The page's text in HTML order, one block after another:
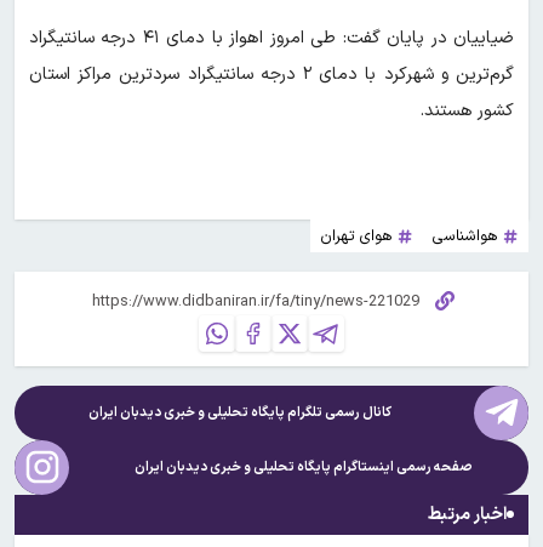
ضیاییان در پایان گفت: طی امروز اهواز با دمای ۴۱ درجه سانتیگراد
گرم‌ترین و شهرکرد با دمای ۲ درجه سانتیگراد سردترین مراکز استان‌
کشور هستند.
هواشناسی هوای تهران
کانال رسمی تلگرام پایگاه تحلیلی و خبریدیدبان ایران
صفحه رسمی اینستاگرام پایگاه تحلیلی و خبریدیدبان ایران
اخبار مرتبط